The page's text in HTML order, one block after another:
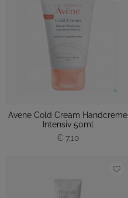
Avene Cold Cream Handcreme
Intensiv 50ml
€ 7,10